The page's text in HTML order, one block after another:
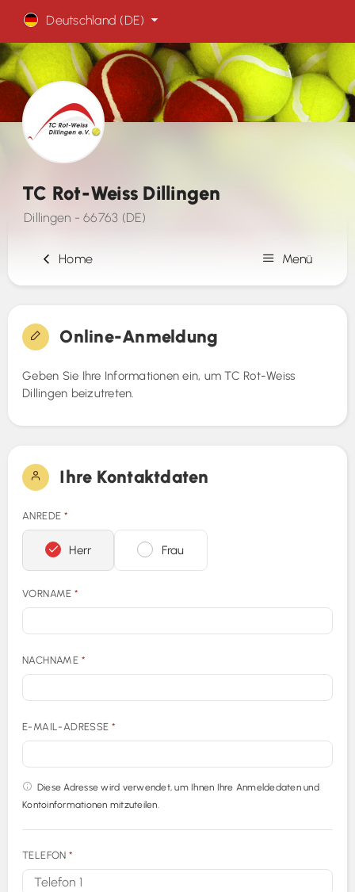
Deutschland (DE)
TC Rot-Weiss Dillingen
Dillingen - 66763 (DE)
Home Menü
Fotos (0)
Online-Anmeldung
Geben Sie Ihre Informationen ein, umTC Rot-Weiss
Dillingen beizutreten.
Ihre Kontaktdaten
ANREDE *
Herr Frau
VORNAME*
NACHNAME *
E-MAIL-ADRESSE*
Diese Adresse wird verwendet, um Ihnen Ihre Anmeldedaten und
Kontoinformationen mitzuteilen.
TELEFON*